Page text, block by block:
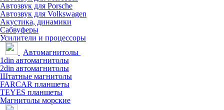
Автозвук для Porsche
Автозвук для Volkswagen
Акустика, динамики
Сабвуферы
Усилители и процессоры
Автомагнитолы
1din автомагнитолы
2din автомагнитолы
Штатные магнитолы
FARCAR планшеты
TEYES планшеты
Магнитолы морские